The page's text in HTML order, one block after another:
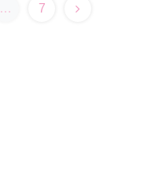
… 7
次